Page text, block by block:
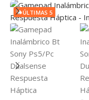
🔥ÚLTIMAS 5